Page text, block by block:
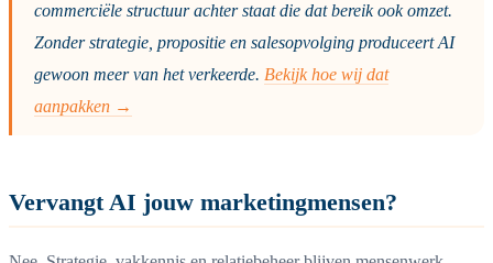
commerciële structuur achter staat die dat bereik ook omzet.
Zonder strategie, propositie en salesopvolging produceert AI
gewoon meer van het verkeerde. Bekijk hoe wij dat
aanpakken →
Vervangt AI jouw marketingmensen?